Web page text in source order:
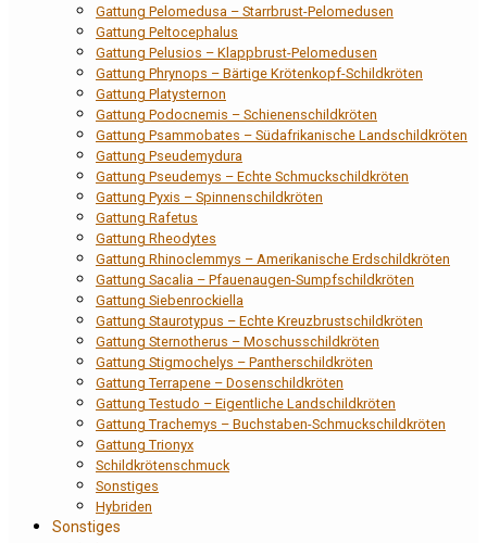
Gattung Pelomedusa – Starrbrust-Pelomedusen
Gattung Peltocephalus
Gattung Pelusios – Klappbrust-Pelomedusen
Gattung Phrynops – Bärtige Krötenkopf-Schildkröten
Gattung Platysternon
Gattung Podocnemis – Schienenschildkröten
Gattung Psammobates – Südafrikanische Landschildkröten
Gattung Pseudemydura
Gattung Pseudemys – Echte Schmuckschildkröten
Gattung Pyxis – Spinnenschildkröten
Gattung Rafetus
Gattung Rheodytes
Gattung Rhinoclemmys – Amerikanische Erdschildkröten
Gattung Sacalia – Pfauenaugen-Sumpfschildkröten
Gattung Siebenrockiella
Gattung Staurotypus – Echte Kreuzbrustschildkröten
Gattung Sternotherus – Moschusschildkröten
Gattung Stigmochelys – Pantherschildkröten
Gattung Terrapene – Dosenschildkröten
Gattung Testudo – Eigentliche Landschildkröten
Gattung Trachemys – Buchstaben-Schmuckschildkröten
Gattung Trionyx
Schildkrötenschmuck
Sonstiges
Hybriden
Sonstiges